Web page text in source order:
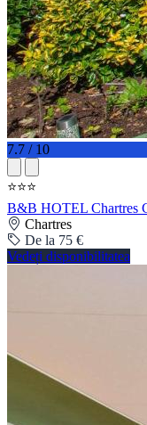
7.7 / 10
⭐⭐⭐
B&B HOTEL Chartres
Chartres
De la 75 €
Vedeți disponibilitatea